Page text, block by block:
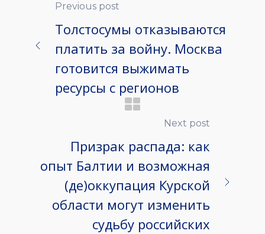
Previous post
Толстосумы отказываются
платить за войну. Москва
готовится выжимать
ресурсы с регионов
Next post
Призрак распада: как
опыт Балтии и возможная
(де)оккупация Курской
области могут изменить
судьбу российских